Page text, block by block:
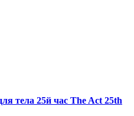
тела 25й час The Act 25th